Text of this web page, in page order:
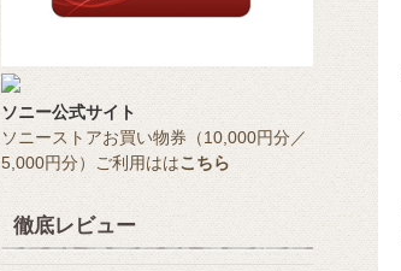
ソニー公式サイト
ソニーストアお買い物券（10,000円分／
5,000円分）ご利用ははこちら
徹底レビュー